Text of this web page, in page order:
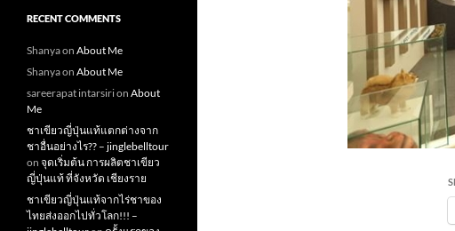
RECENT COMMENTS
Shanyaon About Me
Shanyaon About Me
sareerapat intarsirion About
Me
ชาเขียวญี่ปุ่นแท้แตกต่างจาก
ชาอื่นอย่างไร?? – jinglebelltour
on จุดเริ่มต้น การผลิตชาเขียว
ญี่ปุ่นแท้ ที่จังหวัด เชียงราย
ชาเขียวญี่ปุ่นแท้จากไร่ชาของ
ไทยส่งออกไปทั่วโลก!!! –